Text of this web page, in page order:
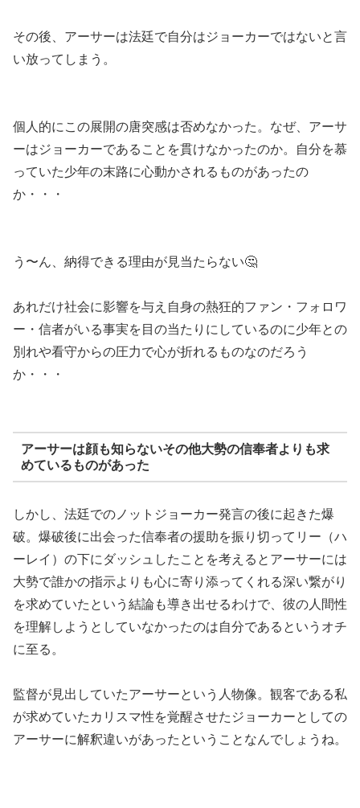
その後、アーサーは法廷で自分はジョーカーではないと言
い放ってしまう。
個人的にこの展開の唐突感は否めなかった。なぜ、アーサ
ーはジョーカーであることを貫けなかったのか。自分を慕
っていた少年の末路に心動かされるものがあったの
か・・・
う〜ん、納得できる理由が見当たらない🤔
あれだけ社会に影響を与え自身の熱狂的ファン・フォロワ
ー・信者がいる事実を目の当たりにしているのに少年との
別れや看守からの圧力で心が折れるものなのだろう
か・・・
アーサーは顔も知らないその他大勢の信奉者よりも求
めているものがあった
しかし、法廷でのノットジョーカー発言の後に起きた爆
破。爆破後に出会った信奉者の援助を振り切ってリー（ハ
ーレイ）の下にダッシュしたことを考えるとアーサーには
大勢で誰かの指示よりも心に寄り添ってくれる深い繋がり
を求めていたという結論も導き出せるわけで、彼の人間性
を理解しようとしていなかったのは自分であるというオチ
に至る。
監督が見出していたアーサーという人物像。観客である私
が求めていたカリスマ性を覚醒させたジョーカーとしての
アーサーに解釈違いがあったということなんでしょうね。